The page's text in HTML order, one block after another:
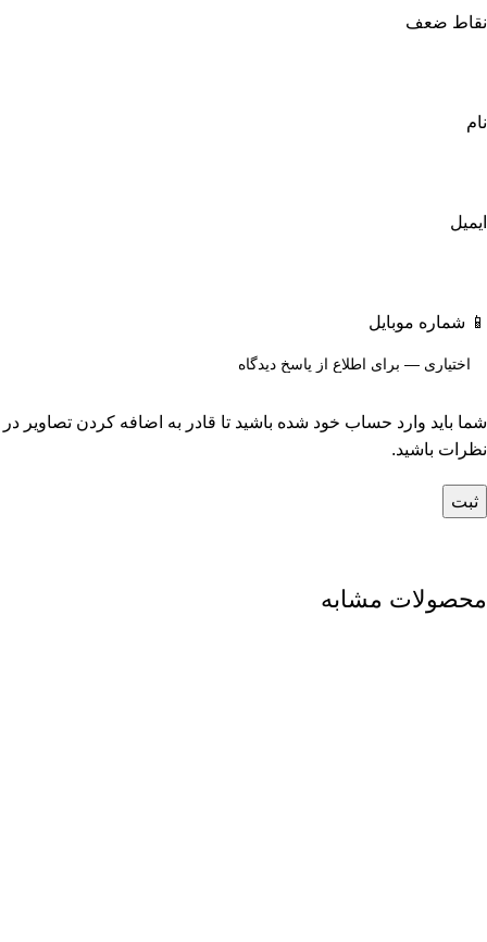
نقاط ضعف
نام
ایمیل
📱 شماره موبایل
شما باید وارد حساب خود شده باشید تا قادر به اضافه کردن تصاویر در
نظرات باشید.
محصولات مشابه